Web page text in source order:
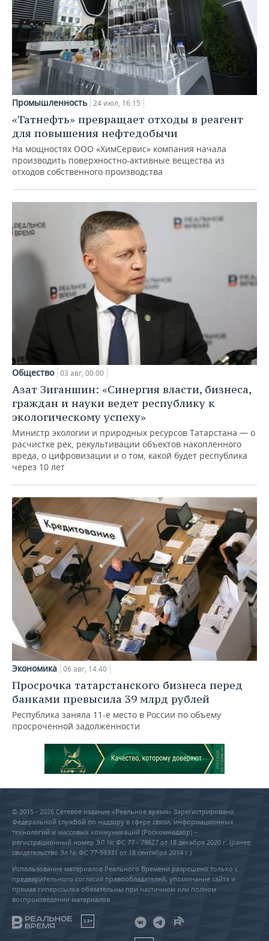
Промышленность 24 июл, 16:15
«Татнефть» превращает отходы в реагент
для повышения нефтедобычи
На мощностях ООО «ХимСервис» компания начала
производить поверхностно-активные вещества из
отходов собственного производства
Общество 03 авг, 00:00
Азат Зиганшин: «Синергия власти, бизнеса,
граждан и науки ведет республику к
экологическому успеху»
Министр экологии и природных ресурсов Татарстана — о
расчистке рек, рекультивации объектов накопленного
вреда, о цифровизации и о том, какой будет республика
через 10 лет
Экономика 06 авг, 14:40
Просрочка татарстанского бизнеса перед
банками превысила 39 млрд рублей
Республика заняла 11-е место в России по объему
просроченной задолженности
© 2015 - 2026 Сетевое издание «Реальное время» Зарегистрировано
Федеральной службой по надзору в сфере связи, информационных
технологий и массовых коммуникаций (Роскомнадзор) –
регистрационный номер ЭЛ № ФС 77 - 79627 от 18 декабря 2020 г. (ранее
свидетельство Эл № ФС 77-59331 от 18 сентября 2014 г.)
Использование материалов Реального Времени разрешено только с
предварительного согласия правообладателей, упоминание сайта и
прямая гиперссылка обязательны при частичном или полном
воспроизведении материалов.
18+